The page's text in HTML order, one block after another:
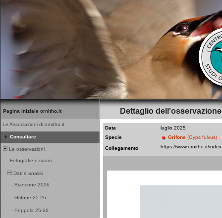
Pagina iniziale ornitho.it
Le Associazioni di ornitho.it
Consultare
Le osservazioni
- Fotografie e suoni
Dati e analisi
- Biancone 2026
- Grifone 25-26
- Peppola 25-26
Dettaglio dell'osservazione
Data
luglio 2025
Specie
Grifone (Gyps fulvus)
Collegamento